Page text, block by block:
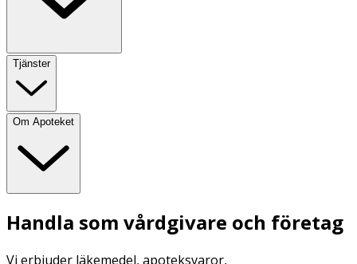
Tjänster
Om Apoteket
Handla som vårdgivare och företag
Vi erbjuder läkemedel, apoteksvaror,